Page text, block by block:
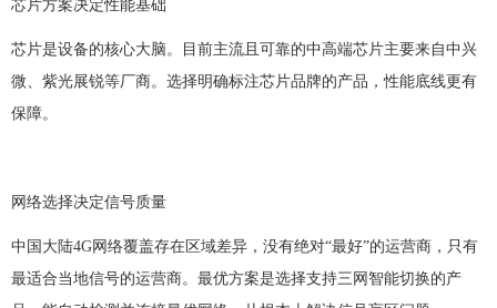
芯片方案决定性能基础
芯片是设备的核心大脑。目前主流且可靠的中高端芯片主要来自中兴
微、紫光展锐等厂商。选择明确标注芯片品牌的产品，性能底线更有
保障。
网络选择决定信号质量
中国大陆4G网络覆盖存在区域差异，没有绝对“最好”的运营商，只有
最适合当地信号的运营商。最优方案是选择支持三网智能切换的产